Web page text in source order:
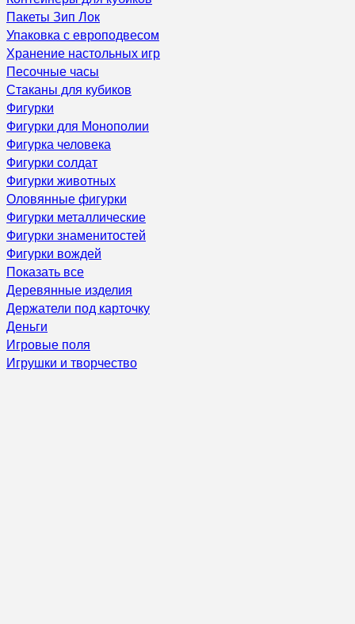
Пакеты Зип Лок
Упаковка с европодвесом
Хранение настольных игр
Песочные часы
Стаканы для кубиков
Фигурки
Фигурки для Монополии
Фигурка человека
Фигурки солдат
Фигурки животных
Оловянные фигурки
Фигурки металлические
Фигурки знаменитостей
Фигурки вождей
Показать все
Деревянные изделия
Держатели под карточку
Деньги
Игровые поля
Игрушки и творчество